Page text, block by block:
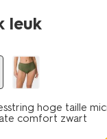
leuk
hoge taille
comfort zwart